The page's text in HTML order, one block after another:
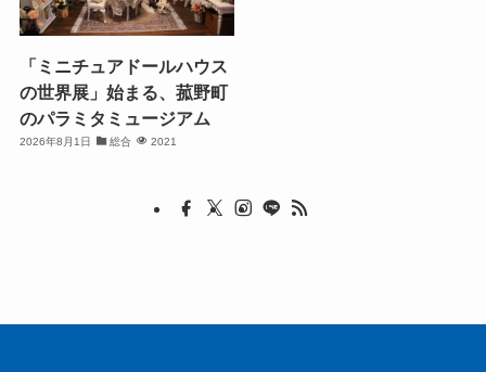
「ミニチュアドールハウス
の世界展」始まる、菰野町
のパラミタミュージアム
2026年8月1日 総合 2021